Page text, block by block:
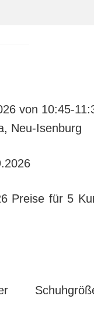
von 10:45-
Neu-Isenburg
Preise für 5